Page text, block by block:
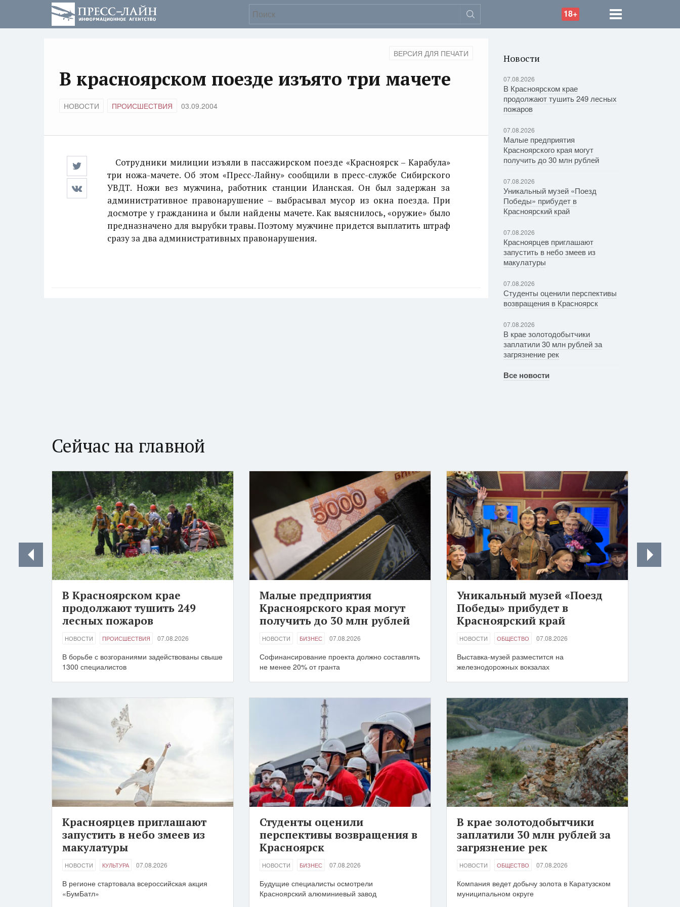
18+
ВЕРСИЯ ДЛЯ ПЕЧАТИ
В красноярском поезде изъято три мачете
НОВОСТИ ПРОИСШЕСТВИЯ 03.09.2004
Сотрудники милиции изъяли в пассажирском поезде «Красноярск – Карабула»
три ножа-мачете. Об этом «Пресс-Лайну» сообщили в пресс-службе Сибирского
УВДТ. Ножи вез мужчина, работник станции Иланская. Он был задержан за
административное правонарушение – выбрасывал мусор из окна поезда. При
досмотре у гражданина и были найдены мачете. Как выяснилось, «оружие» было
предназначено для вырубки травы. Поэтому мужчине придется выплатить штраф
сразу за два административных правонарушения.
Новости
07.08.2026
В Красноярском крае
продолжают тушить 249 лесных
пожаров
07.08.2026
Малые предприятия
Красноярского края могут
получить до 30 млн рублей
07.08.2026
Уникальный музей «Поезд
Победы» прибудет в
Красноярский край
07.08.2026
Красноярцев приглашают
запустить в небо змеев из
макулатуры
07.08.2026
Студенты оценили перспективы
возвращения в Красноярск
07.08.2026
В крае золотодобытчики
заплатили 30 млн рублей за
загрязнение рек
Все новости
Сейчас на главной
В Красноярском крае
продолжают тушить 249
лесных пожаров
НОВОСТИ ПРОИСШЕСТВИЯ 07.08.2026
В борьбе с возгораниями задействованы свыше
1300 специалистов
Малые предприятия
Красноярского края могут
получить до 30 млн рублей
НОВОСТИ БИЗНЕС 07.08.2026
Софинансирование проекта должно составлять
не менее 20% от гранта
Уникальный музей «Поезд
Победы» прибудет в
Красноярский край
НОВОСТИ ОБЩЕСТВО 07.08.2026
Выставка-музей разместится на
железнодорожных вокзалах
Красноярцев приглашают
запустить в небо змеев из
макулатуры
НОВОСТИ КУЛЬТУРА 07.08.2026
В регионе стартовала всероссийская акция
«БумБатл»
Студенты оценили
перспективы возвращения в
Красноярск
НОВОСТИ БИЗНЕС 07.08.2026
Будущие специалисты осмотрели
Красноярский алюминиевый завод
В крае золотодобытчики
заплатили 30 млн рублей за
загрязнение рек
НОВОСТИ ОБЩЕСТВО 07.08.2026
Компания ведет добычу золота в Каратузском
муниципальном округе